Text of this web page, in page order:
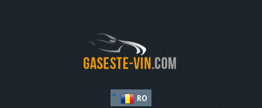
RO